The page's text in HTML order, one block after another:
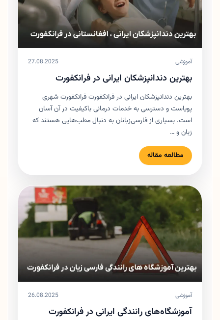
آموزشی 27.08.2025
بهترین دندانپزشکان ایرانی در فرانکفورت
بهترین دندانپزشکان ایرانی در فرانکفورت فرانکفورت شهری
پویاست و دسترسی به خدمات درمانی باکیفیت در آن آسان
است. بسیاری از فارسی‌زبانان به دنبال مطب‌هایی هستند که
زبان و …
مطالعه مقاله
آموزشی 26.08.2025
آموزشگاه‌های رانندگی ایرانی در فرانکفورت